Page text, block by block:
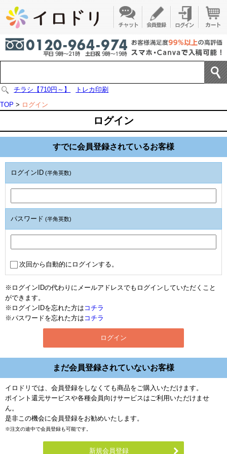
チラシ【710円～】
トレカ印刷
TOP > ログイン
ログイン
すでに会員登録されているお客様
ログインID (半角英数)
パスワード (半角英数)
次回から自動的にログインする。
※ログインIDの代わりにメールアドレスでもログインしていただくこと
ができます。
※ログインIDを忘れた方は コチラ
※パスワードを忘れた方は コチラ
まだ会員登録されていないお客様
イロドリでは、会員登録をしなくても商品をご購入いただけます。
ポイント還元サービスや各種会員向けサービスはご利用いただけませ
ん。
是非この機会に会員登録をお勧めいたします。
※注文の途中で会員登録も可能です。
新規会員登録